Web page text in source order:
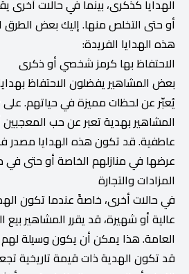
الهدايا كذكرى، بينما في حالات أخرى
أو حتى التخلص منها. إليك بعض الطرق
هذه الهدايا الفريدة:
الاحتفاظ بها كرمز شخصي أو ذكرى
بعض المشاهير يفضلون الاحتفاظ
يُعبّر عن لحظات مميزة في حياتهم.
المشاهير بهدية تعبر عن حب
عاطفية. قد تكون هذه الهدايا مصدر
عرضها في منازلهم الخاصة أو حتى في
المزادات والتجارة
في حالات أخرى، خاصةً عندما تكون
عالية أو شهيرة، قد يقرر المشاهير بيع
العامة. هذا يمكن أن يكون وسيلة لهم
قد تكون الهدية ذات قيمة تاريخية